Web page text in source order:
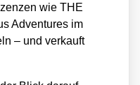
wie THE
Adven­tures im
– und ver­kauft